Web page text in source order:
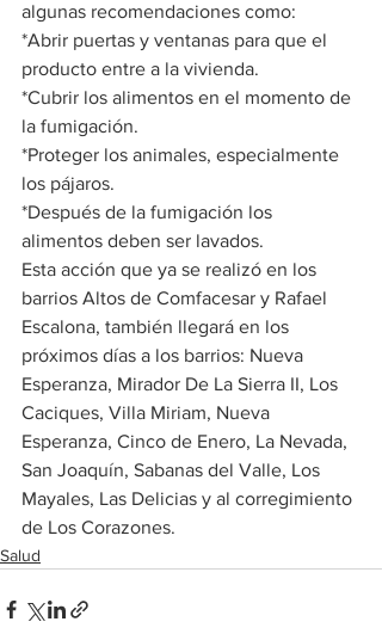
algunas recomendaciones como:
*Abrir puertas y ventanas para que el
producto entre a la vivienda.
*Cubrir los alimentos en el momento de
la fumigación.
*Proteger los animales, especialmente
los pájaros.
*Después de la fumigación los
alimentos deben ser lavados.
Esta acción que ya se realizó en los
barrios Altos de Comfacesar y Rafael
Escalona, también llegará en los
próximos días a los barrios: Nueva
Esperanza, Mirador De La Sierra II, Los
Caciques, Villa Miriam, Nueva
Esperanza, Cinco de Enero, La Nevada,
San Joaquín, Sabanas del Valle, Los
Mayales, Las Delicias y al corregimiento
de Los Corazones.
Salud